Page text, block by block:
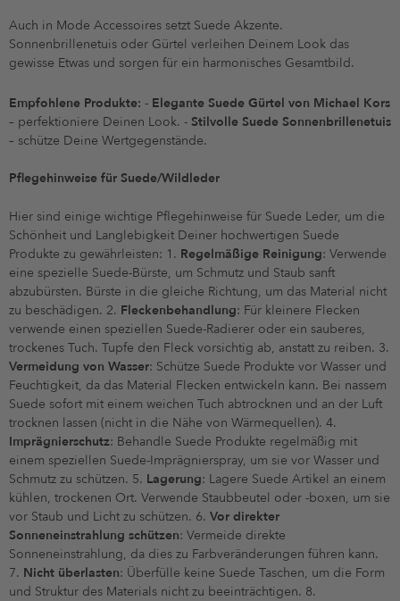
Auch in Mode Accessoires setzt Suede Akzente.
Sonnenbrillenetuis oder Gürtel verleihen Deinem Look das
gewisse Etwas und sorgen für ein harmonisches Gesamtbild.
Empfohlene Produkte: - Elegante Suede Gürtel von Michael Kors
– perfektioniere Deinen Look. - Stilvolle Suede Sonnenbrillenetuis
– schütze Deine Wertgegenstände.
Pflegehinweise für Suede/Wildleder
Hier sind einige wichtige Pflegehinweise für Suede Leder, um die
Schönheit und Langlebigkeit Deiner hochwertigen Suede
Produkte zu gewährleisten: 1. Regelmäßige Reinigung: Verwende
eine spezielle Suede-Bürste, um Schmutz und Staub sanft
abzubürsten. Bürste in die gleiche Richtung, um das Material nicht
zu beschädigen. 2. Fleckenbehandlung: Für kleinere Flecken
verwende einen speziellen Suede-Radierer oder ein sauberes,
trockenes Tuch. Tupfe den Fleck vorsichtig ab, anstatt zu reiben. 3.
Vermeidung von Wasser: Schütze Suede Produkte vor Wasser und
Feuchtigkeit, da das Material Flecken entwickeln kann. Bei nassem
Suede sofort mit einem weichen Tuch abtrocknen und an der Luft
trocknen lassen (nicht in die Nähe von Wärmequellen). 4.
Imprägnierschutz: Behandle Suede Produkte regelmäßig mit
einem speziellen Suede-Imprägnierspray, um sie vor Wasser und
Schmutz zu schützen. 5. Lagerung: Lagere Suede Artikel an einem
kühlen, trockenen Ort. Verwende Staubbeutel oder -boxen, um sie
vor Staub und Licht zu schützen. 6. Vor direkter
Sonneneinstrahlung schützen: Vermeide direkte
Sonneneinstrahlung, da dies zu Farbveränderungen führen kann.
7. Nicht überlasten: Überfülle keine Suede Taschen, um die Form
und Struktur des Materials nicht zu beeinträchtigen. 8.